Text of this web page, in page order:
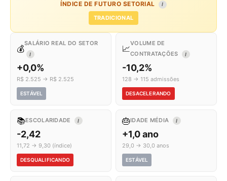
ÍNDICE DE FUTURO SETORIAL I
TRADICIONAL
💰
SALÁRIO REAL DO SETOR
I
+0,0%
R$ 2.525 → R$ 2.525
ESTÁVEL
📈
VOLUME DE
CONTRATAÇÕES
I
-10,2%
128 → 115 admissões
DESACELERANDO
📚ESCOLARIDADE I
-2,42
11,72 → 9,30 (índice)
DESQUALIFICANDO
🎂IDADE MÉDIA I
+1,0 ano
29,0 → 30,0 anos
ESTÁVEL